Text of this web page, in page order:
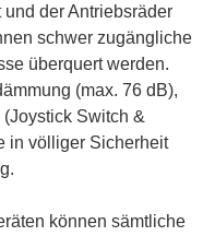
der Antriebsräder
schwer zugängliche
überquert werden.
(max. 76 dB),
Switch &
in völliger Sicherheit
können sämtliche